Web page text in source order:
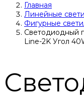
Главная
Линейные
Фигурные
Светодиодный
Line-2K Угол